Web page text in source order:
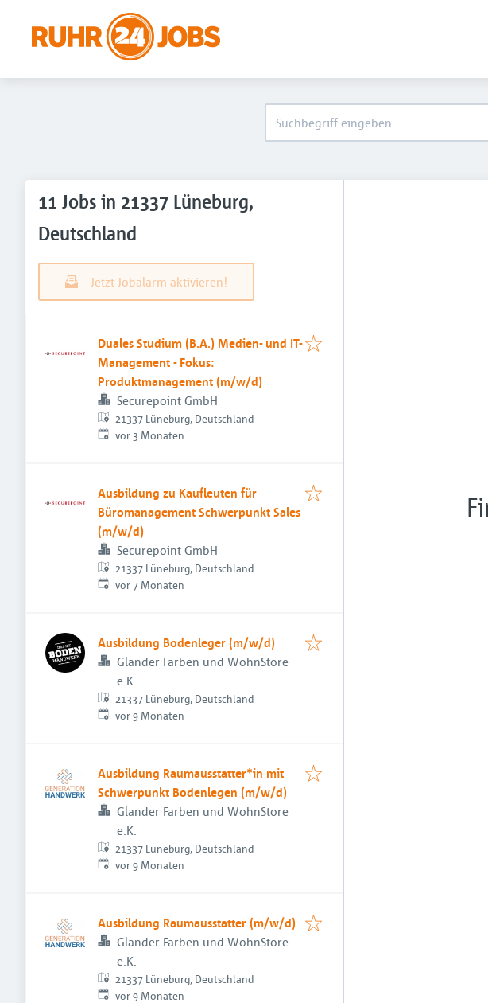
11 Jobs in 21337 Lüneburg,
Deutschland
Jetzt Jobalarm aktivieren!
Duales Studium (B.A.) Medien- und IT-
Management - Fokus:
Produktmanagement (m/w/d)
Securepoint GmbH
21337 Lüneburg, Deutschland
Veröffentlicht:
vor 3 Monaten
Ausbildung zu Kaufleuten für
Büromanagement Schwerpunkt Sales
(m/w/d)
Securepoint GmbH
21337 Lüneburg, Deutschland
Veröffentlicht:
vor 7 Monaten
Ausbildung Bodenleger (m/w/d)
Glander Farben und WohnStore
e.K.
21337 Lüneburg, Deutschland
Veröffentlicht:
vor 9 Monaten
Ausbildung Raumausstatter*in mit
Schwerpunkt Bodenlegen (m/w/d)
Glander Farben und WohnStore
e.K.
21337 Lüneburg, Deutschland
Veröffentlicht:
vor 9 Monaten
Ausbildung Raumausstatter (m/w/d)
Glander Farben und WohnStore
e.K.
21337 Lüneburg, Deutschland
Veröffentlicht:
vor 9 Monaten